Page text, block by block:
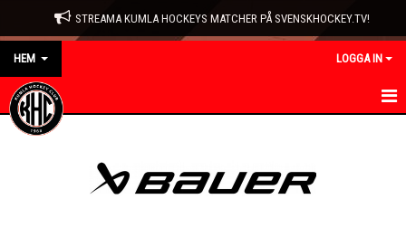
STREAMA KUMLA HOCKEYS MATCHER PÅ SVENSKHOCKEY.TV!
HEM LOGGA IN
HEM